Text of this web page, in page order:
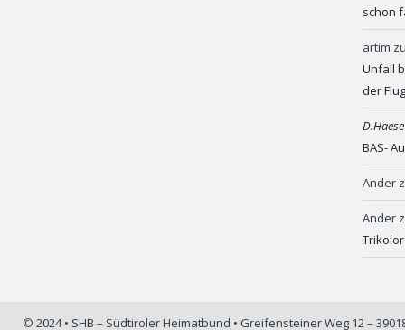
schon
artim
Unfall
der
BAS-
Ander
Ander
© 2024 • SHB – Südtiroler Heimatbund • Greifensteiner Weg 12 –